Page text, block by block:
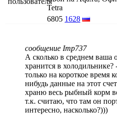
Tetra
6805 1628
сообщение Imp737
А сколько в среднем ваша
хранится в холодильнике?
только на короткое время
нибудь данные на этот
храню весь рыбный корм
т.к. считаю, что там он
интересно, насколько?)))